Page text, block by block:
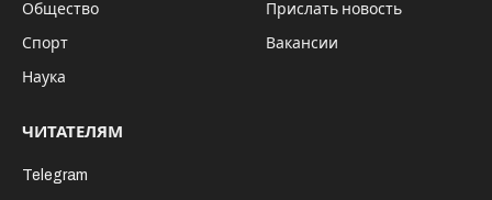
Общество
Спорт
Наука
Прислать новость
Вакансии
ЧИТАТЕЛЯМ
Telegram